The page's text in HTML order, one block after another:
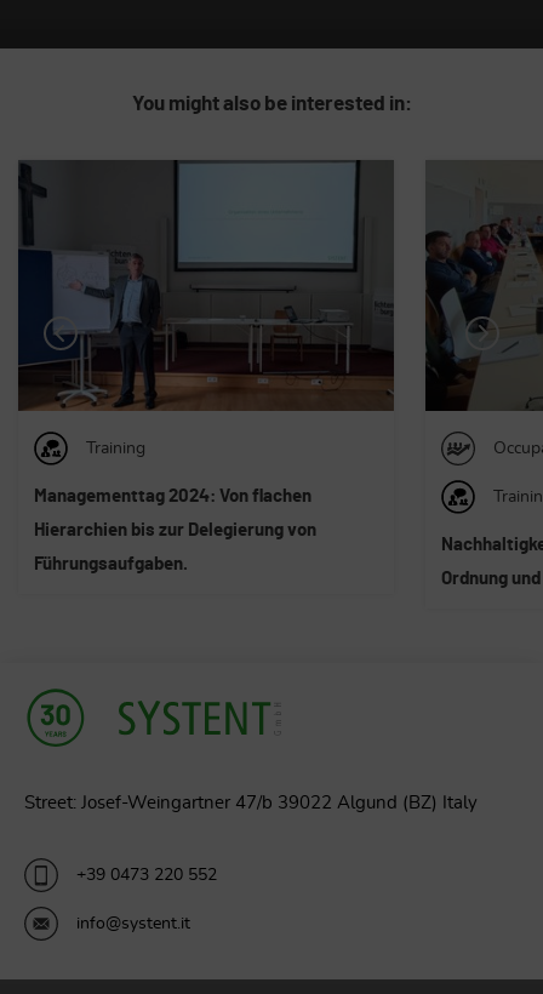
You might also be interested in:
Occupational safety
Training
Nachhaltigkeit und ESG-Bericht sowie
Ordnung und Struktur gegen Stress
Die
Street: Josef-Weingartner 47/b 39022 Algund (BZ) Italy
+39 0473 220 552
info@systent.it